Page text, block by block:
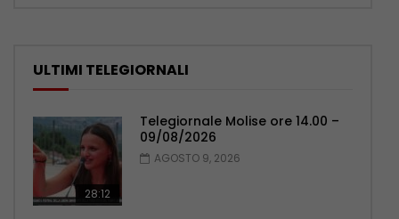
ULTIMI TELEGIORNALI
28:12
Telegiornale Molise ore 14.00 –
09/08/2026
AGOSTO 9, 2026